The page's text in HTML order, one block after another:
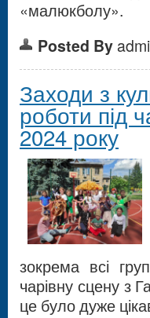
«малюкболу».
Posted By
Заходи з
роботи під
2024 року
зокрема всі
чарівну сцену з
це було дуже